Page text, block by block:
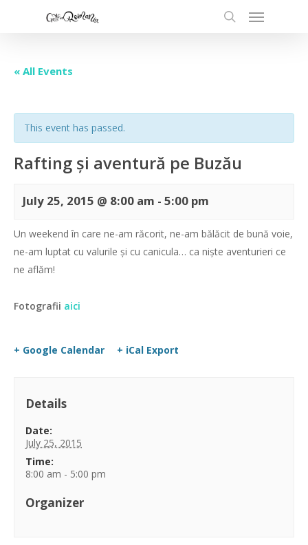
« All Events
This event has passed.
Rafting și aventură pe Buzău
July 25, 2015 @ 8:00 am - 5:00 pm
Un weekend în care ne-am răcorit, ne-am bălăcit de bună voie,
ne-am luptat cu valurile și cu canicula… ca niște aventurieri ce
ne aflăm!
Fotografii aici
+ Google Calendar + iCal Export
Details
Date:
July 25, 2015
Time:
8:00 am - 5:00 pm
Organizer